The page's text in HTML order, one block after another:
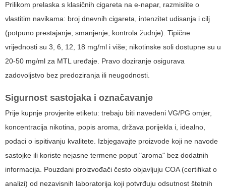
Prilikom prelaska s klasičnih cigareta na e-napar, razmislite o
vlastitim navikama: broj dnevnih cigareta, intenzitet udisanja i cilj
(potpuno prestajanje, smanjenje, kontrola žudnje). Tipične
vrijednosti su 3, 6, 12, 18 mg/ml i više; nikotinske soli dostupne su u
20-50 mg/ml za MTL uređaje. Pravo doziranje osigurava
zadovoljstvo bez predoziranja ili neugodnosti.
Sigurnost sastojaka i označavanje
Prije kupnje provjerite etiketu: trebaju biti navedeni VG/PG omjer,
koncentracija nikotina, popis aroma, država porijekla i, idealno,
podaci o ispitivanju kvalitete. Izbjegavajte proizvode koji ne navode
sastojke ili koriste nejasne termene poput "aroma" bez dodatnih
informacija. Pouzdani proizvođači često objavljuju COA (certifikat o
analizi) od nezavisnih laboratorija koji potvrđuju odsutnost štetnih